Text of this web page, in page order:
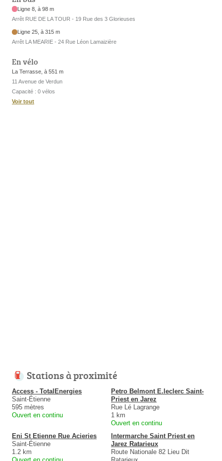
Ligne 8, à 98 m
Arrêt RUE DE LA TOUR - 19 Rue des 3 Glorieuses
Ligne 25, à 315 m
Arrêt LA MEARIE - 24 Rue Léon Lamaizière
En vélo
La Terrasse, à 551 m
11 Avenue de Verdun
Capacité : 0 vélos
Voir tout
Stations à proximité
Access - TotalEnergies
Saint-Étienne
595 mètres
Ouvert en continu
Petro Belmont E.leclerc Saint-
Priest en Jarez
Rue Lé Lagrange
1 km
Ouvert en continu
Eni St Etienne Rue Acieries
Saint-Étienne
1.2 km
Intermarche Saint Priest en
Jarez Ratarieux
Route Nationale 82 Lieu Dit